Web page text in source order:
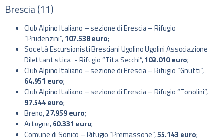
Brescia (11)
Club Alpino Italiano – sezione di Brescia – Rifugio
“Prudenzini”,107.538 euro;
Società Escursionisti Bresciani Ugolino Ugolini Associazione
Dilettantistica - Rifugio “Tita Secchi”,103.010 euro;
Club Alpino Italiano – sezione di Brescia – Rifugio “Gnutti”,
64.951 euro;
Club Alpino Italiano – sezione di Brescia – Rifugio “Tonolini”,
97.544 euro;
Breno,27.959 euro;
Artogne,60.331 euro;
Comune di Sonico – Rifugio “Premassone”,55.143 euro;